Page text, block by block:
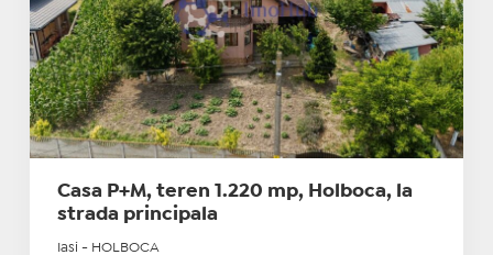
Casa P+M, teren 1.220 mp, Holboca, la
strada principala
Iasi - HOLBOCA